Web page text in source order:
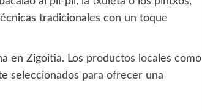
tradicionales con un toque
en Zigoitia. Los productos locales como
seleccionados para ofrecer una